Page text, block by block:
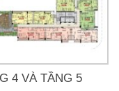
4 VÀ TẦNG 5